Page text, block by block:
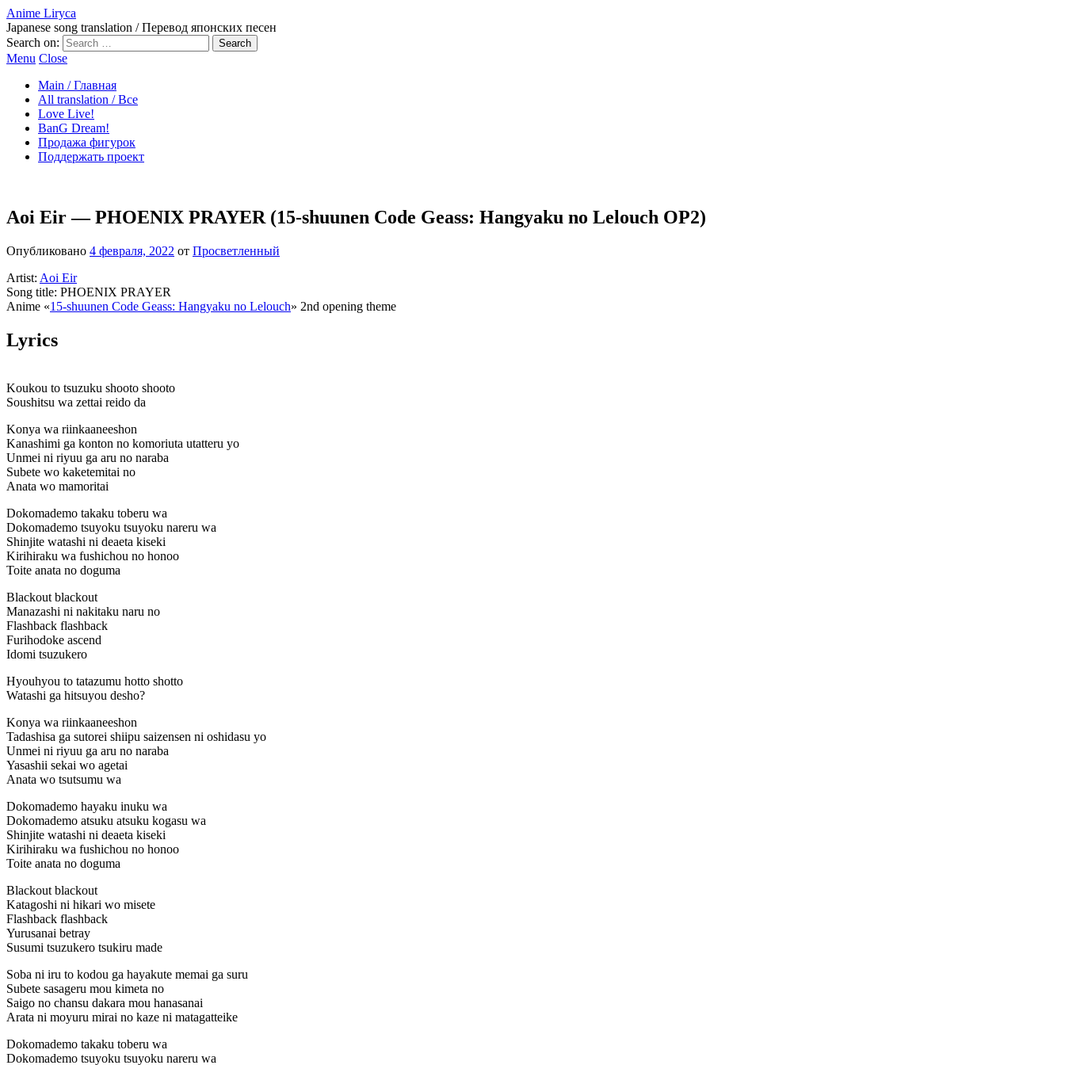
Anime Liryca
Japanese song translation / Перевод японских песен
Search on:
Menu Close
Main / Главная
All translation / Все
Love Live!
BanG Dream!
Продажа фигурок
Поддержать проект
Aoi Eir — PHOENIX PRAYER (15-shuunen Code Geass: Hangyaku no Lelouch OP2)
Опубликовано 4 февраля, 2022 от Просветленный
Artist: Aoi Eir
Song title: PHOENIX PRAYER
Anime «15-shuunen Code Geass: Hangyaku no Lelouch» 2nd opening theme
Lyrics
Koukou to tsuzuku shooto shooto
Soushitsu wa zettai reido da
Konya wa riinkaaneeshon
Kanashimi ga konton no komoriuta utatteru yo
Unmei ni riyuu ga aru no naraba
Subete wo kaketemitai no
Anata wo mamoritai
Dokomademo takaku toberu wa
Dokomademo tsuyoku tsuyoku nareru wa
Shinjite watashi ni deaeta kiseki
Kirihiraku wa fushichou no honoo
Toite anata no doguma
Blackout blackout
Manazashi ni nakitaku naru no
Flashback flashback
Furihodoke ascend
Idomi tsuzukero
Hyouhyou to tatazumu hotto shotto
Watashi ga hitsuyou desho?
Konya wa riinkaaneeshon
Tadashisa ga sutorei shiipu saizensen ni oshidasu yo
Unmei ni riyuu ga aru no naraba
Yasashii sekai wo agetai
Anata wo tsutsumu wa
Dokomademo hayaku inuku wa
Dokomademo atsuku atsuku kogasu wa
Shinjite watashi ni deaeta kiseki
Kirihiraku wa fushichou no honoo
Toite anata no doguma
Blackout blackout
Katagoshi ni hikari wo misete
Flashback flashback
Yurusanai betray
Susumi tsuzukero tsukiru made
Soba ni iru to kodou ga hayakute memai ga suru
Subete sasageru mou kimeta no
Saigo no chansu dakara mou hanasanai
Arata ni moyuru mirai no kaze ni matagatteike
Dokomademo takaku toberu wa
Dokomademo tsuyoku tsuyoku nareru wa